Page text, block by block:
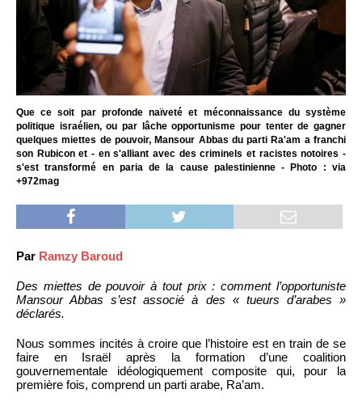
Que ce soit par profonde naïveté et méconnaissance du système
politique israélien, ou par lâche opportunisme pour tenter de gagner
quelques miettes de pouvoir, Mansour Abbas du parti Ra'am a franchi
son Rubicon et - en s'alliant avec des criminels et racistes notoires -
s'est transformé en paria de la cause palestinienne - Photo : via
+972mag
Par Ramzy Baroud
Des miettes de pouvoir à tout prix : comment l’opportuniste
Mansour Abbas s’est associé à des « tueurs d’arabes »
déclarés.
Nous sommes incités à croire que l’histoire est en train de se
faire en Israël après la formation d’une coalition
gouvernementale idéologiquement composite qui, pour la
première fois, comprend un parti arabe, Ra’am.